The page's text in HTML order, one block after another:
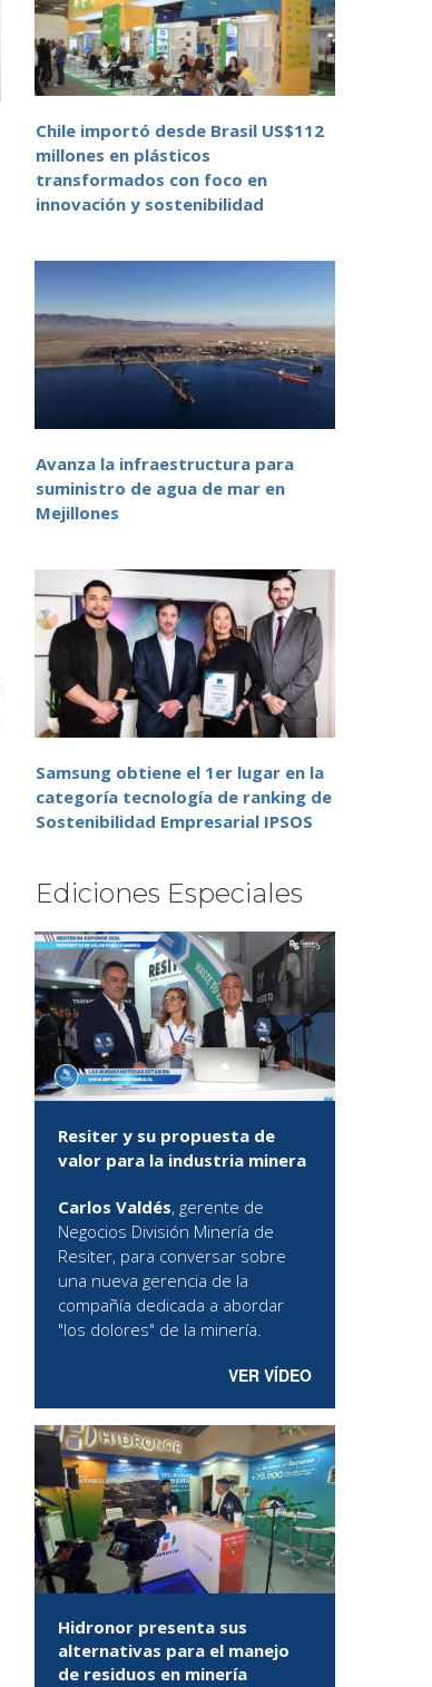
Chile importó desde Brasil US$112
millones en plásticos
transformados con foco en
innovación y sostenibilidad
Avanza la infraestructura para
suministro de agua de mar en
Mejillones
Samsung obtiene el 1er lugar en la
categoría tecnología de ranking de
Sostenibilidad Empresarial IPSOS
Ediciones Especiales
Resiter y su propuesta de
valor para la industria minera
Carlos Valdés, gerente de
Negocios División Minería de
Resiter, para conversar sobre
una nueva gerencia de la
compañía dedicada a abordar
"los dolores" de la minería.
VER VÍDEO
Hidronor presenta sus
alternativas para el manejo
de residuos en minería